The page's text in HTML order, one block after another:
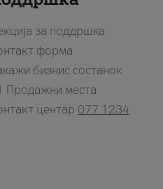
за поддршка
форма
бизнис состанок
Продажни места
центар 077 1234